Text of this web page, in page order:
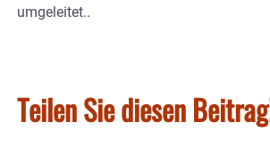
umgeleitet..
Teilen Sie diesen